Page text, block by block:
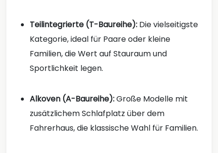
Teilintegrierte (T-Baureihe): Die vielseitigste
Kategorie, ideal für Paare oder kleine
Familien, die Wert auf Stauraum und
Sportlichkeit legen.
Alkoven (A-Baureihe):Große Modelle mit
zusätzlichem Schlafplatz über dem
Fahrerhaus, die klassische Wahl für Familien.